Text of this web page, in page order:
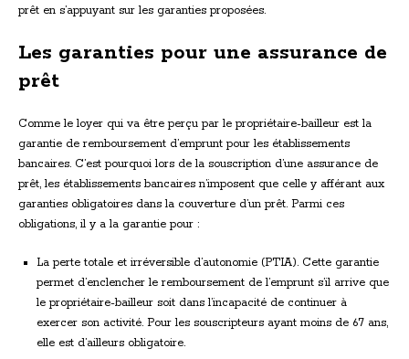
prêt en s’appuyant sur les garanties proposées.
Les garanties pour une assurance de
prêt
Comme le loyer qui va être perçu par le propriétaire-bailleur est la
garantie de remboursement d’emprunt pour les établissements
bancaires. C’est pourquoi lors de la souscription d’une assurance de
prêt, les établissements bancaires n’imposent que celle y afférant aux
garanties obligatoires dans la couverture d’un prêt. Parmi ces
obligations, il y a la garantie pour :
La perte totale et irréversible d’autonomie (PTIA). Cette garantie
permet d’enclencher le remboursement de l’emprunt s’il arrive que
le propriétaire-bailleur soit dans l’incapacité de continuer à
exercer son activité. Pour les souscripteurs ayant moins de 67 ans,
elle est d’ailleurs obligatoire.